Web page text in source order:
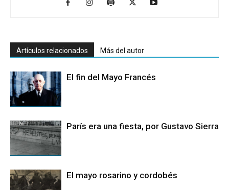
Artículos relacionados Más del autor
El fin del Mayo Francés
París era una fiesta, por Gustavo Sierra
El mayo rosarino y cordobés